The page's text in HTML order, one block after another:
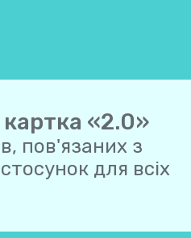
«2.0»
пов'язаних з
для всіх